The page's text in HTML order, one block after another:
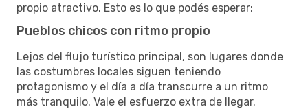
propio atractivo. Esto es lo que podés esperar:
Pueblos chicos con ritmo propio
Lejos del flujo turístico principal, son lugares donde
las costumbres locales siguen teniendo
protagonismo y el día a día transcurre a un ritmo
más tranquilo. Vale el esfuerzo extra de llegar.